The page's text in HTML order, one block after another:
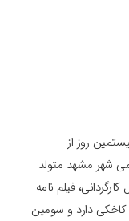
روز از
قدیمی شهر مشهد متولد
فیلم نامه
کاخکی دارد و سومین